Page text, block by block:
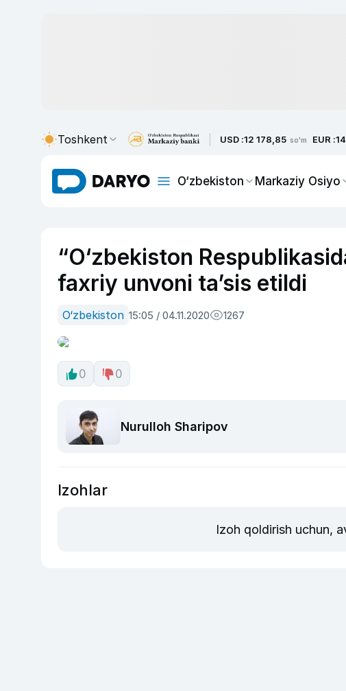
Toshkent USD :12 178,85 so'm EUR :
O‘zbekiston Markaziy Osiyo
“O‘zbekiston
faxriy unvoni ta’sis etildi
O‘zbekiston 15:05 / 04.11.2020 1267
0 0
Nurulloh Sharipov
Izohlar
Izoh qoldirish uchun,